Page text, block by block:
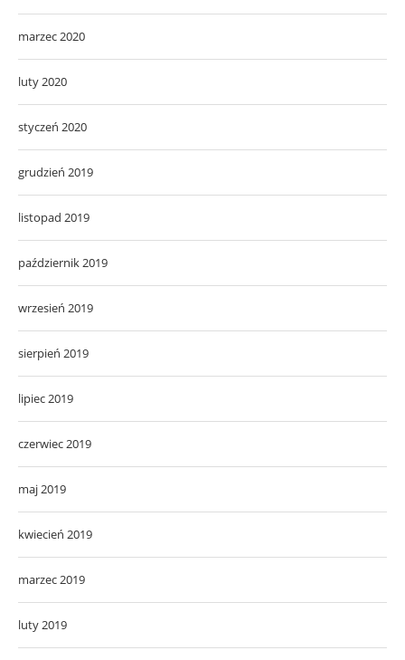
marzec 2020
luty 2020
styczeń 2020
grudzień 2019
listopad 2019
październik 2019
wrzesień 2019
sierpień 2019
lipiec 2019
czerwiec 2019
maj 2019
kwiecień 2019
marzec 2019
luty 2019